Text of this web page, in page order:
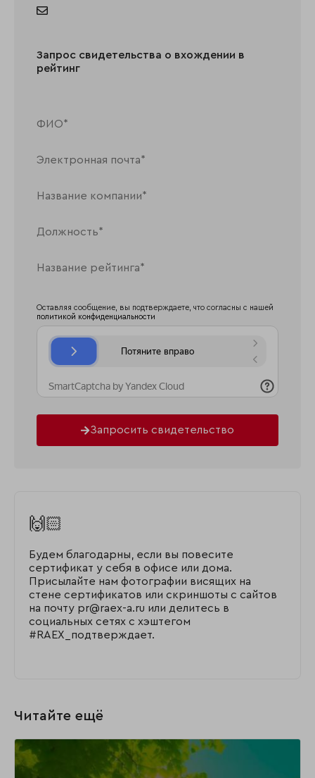
Запрос свидетельства о вхождении в
рейтинг
Оставляя сообщение, вы подтверждаете, что согласны с нашей
политикой конфиденциальности
Запросить свидетельство
🙌🏻
Будем благодарны, если вы повесите
сертификат у себя в офисе или дома.
Присылайте нам фотографии висящих на
стене сертификатов или скриншоты с сайтов
на почту pr@raex-a.ru или делитесь в
социальных сетях с хэштегом
#RAEX_подтверждает.
Читайте ещё